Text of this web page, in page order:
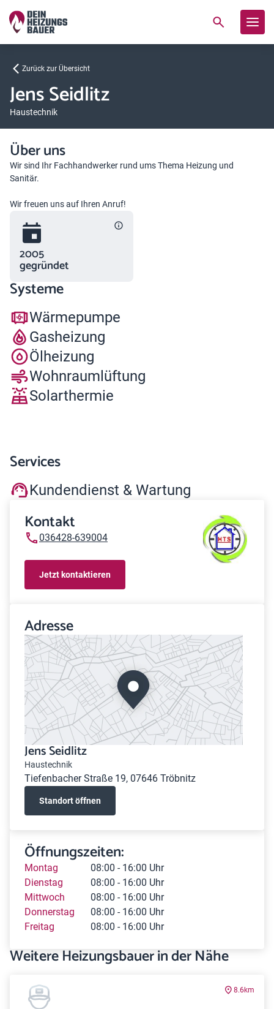
Zurück zur Übersicht
Jens Seidlitz
Haustechnik
Über uns
Wir sind Ihr Fachhandwerker rund ums Thema Heizung und
Sanitär.
Wir freuen uns auf Ihren Anruf!
2005
gegründet
Systeme
Wärmepumpe
Gasheizung
Ölheizung
Wohnraumlüftung
Solarthermie
Services
Kundendienst & Wartung
Kontakt
036428-639004
Jetzt kontaktieren
Adresse
Jens Seidlitz
Haustechnik
Tiefenbacher Straße 19, 07646 Tröbnitz
Standort öffnen
Öffnungszeiten:
Montag
08:00 - 16:00 Uhr
Dienstag
08:00 - 16:00 Uhr
Mittwoch
08:00 - 16:00 Uhr
Donnerstag
08:00 - 16:00 Uhr
Freitag
08:00 - 16:00 Uhr
Weitere Heizungsbauer in der Nähe
8.6km